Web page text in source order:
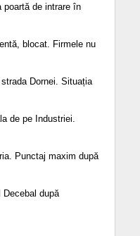
poartă de intrare în
blocat. Firmele nu
Dornei. Situația
de pe Industriei.
Punctaj maxim după
după